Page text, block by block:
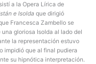
a la Opera Lírica de
e Isolda que dirigió
Francesca Zambello se
gloriosa Isolda al lado del
la representación estuvo
impidió que al final pudiera
su hipnótica interpretación.